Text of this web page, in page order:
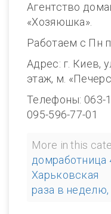
Агентство
«Хозяюшка».
Работаем с Пн
Адрес: г. Киев,
этаж, м.
Телефоны: 063-
095-596-77-01
More in this
домработница
Харьковская
раза в